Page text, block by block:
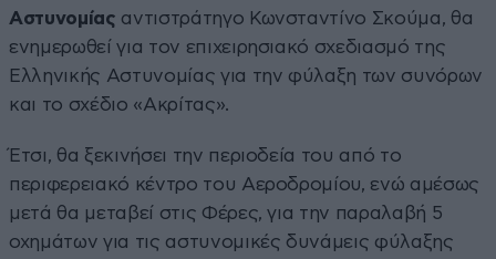
Αστυνομίας αντιστράτηγο Κωνσταντίνο Σκούμα, θα
ενημερωθεί για τον επιχειρησιακό σχεδιασμό της
Ελληνικής Αστυνομίας για την φύλαξη των συνόρων
και το σχέδιο «Ακρίτας».
Έτσι, θα ξεκινήσει την περιοδεία του από το
περιφερειακό κέντρο του Αεροδρομίου, ενώ αμέσως
μετά θα μεταβεί στις Φέρες, για την παραλαβή 5
οχημάτων για τις αστυνομικές δυνάμεις φύλαξης